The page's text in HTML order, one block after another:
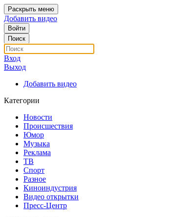
Раскрыть меню
Добавить видео
Войти
Поиск
Вход
Выход
Добавить видео
Категории
Новости
Происшествия
Юмор
Музыка
Реклама
ТВ
Спорт
Разное
Киноиндустрия
Видео открытки
Пресс-Центр